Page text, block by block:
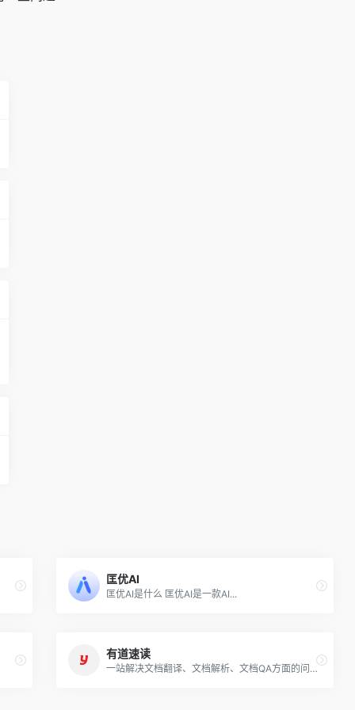
匡优AI
匡优AI是什么 匡优AI是一款AI...
有道速读
一站解决文档翻译、文档解析、文档QA方面的问题